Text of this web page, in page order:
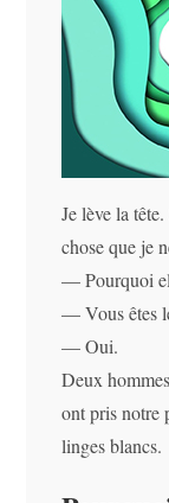
Je lève la
chose que je
— Pourquoi
— Vous êtes
— Oui.
Deux
ont pris notre
linges blancs.